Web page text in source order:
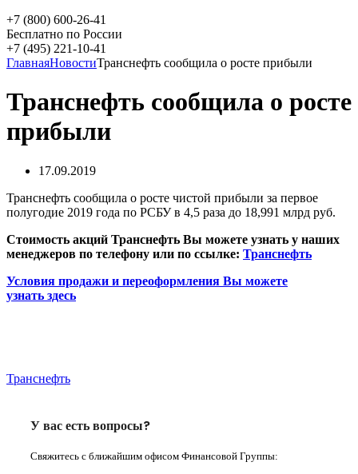
+7 (800) 600-26-41
Бесплатно по России
+7 (495) 221-10-41
ГлавнаяНовостиТранснефть сообщила о росте прибыли
Транснефть сообщила о росте
прибыли
17.09.2019
Транснефть сообщила о росте чистой прибыли за первое
полугодие 2019 года по РСБУ в 4,5 раза до 18,991 млрд руб.
Стоимость акций Транснефть Вы можете узнать у наших
менеджеров по телефону или по ссылке: Транснефть
Условия продажи и переоформления Вы можете
узнать здесь
Транснефть
У вас есть вопросы?
Свяжитесь с ближайшим офисом Финансовой Группы: